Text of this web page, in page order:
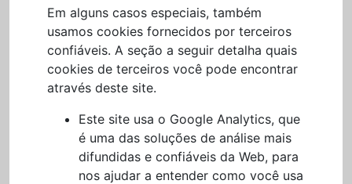
Em alguns casos especiais, também
usamos cookies fornecidos por terceiros
confiáveis. A seção a seguir detalha quais
cookies de terceiros você pode encontrar
através deste site.
Este site usa o Google Analytics, que
é uma das soluções de análise mais
difundidas e confiáveis da Web, para
nos ajudar a entender como você usa